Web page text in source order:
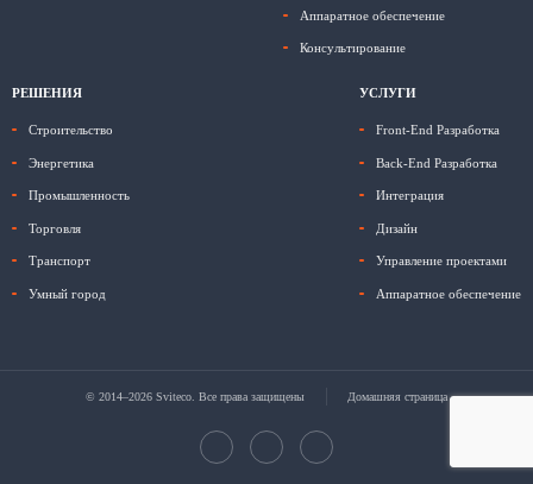
Аппаратное обеспечение
Консультирование
РЕШЕНИЯ
Строительство
Энергетика
Промышленность
Торговля
Транспорт
Умный город
УСЛУГИ
Front-End Разработка
Back-End Разработка
Интеграция
Дизайн
Управление проектами
Аппаратное обеспечение
© 2014–2026 Sviteco. Все права защищены Домашняя страница